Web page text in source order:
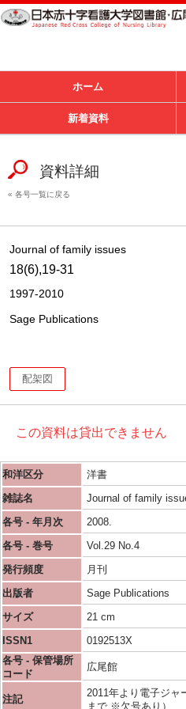
ホーム
新着資料
資料詳細
各号一覧に戻る
Journal of family issues
18(6),19-31
1997-2010
Sage Publications
配架図
この資料は貸出できません
和洋区分
洋書
雑誌名
Journal of family
各号 - 年月次
2008.
各号 - 巻号
Vol.29 No.4
発行頻度
月刊
出版者
Sage Publications
サイズ
21 cm
ISSN1
0192513X
各号 - 保管場所
コード
広尾館
注記
2011年より電子ジャ
まで ※欠号あり）